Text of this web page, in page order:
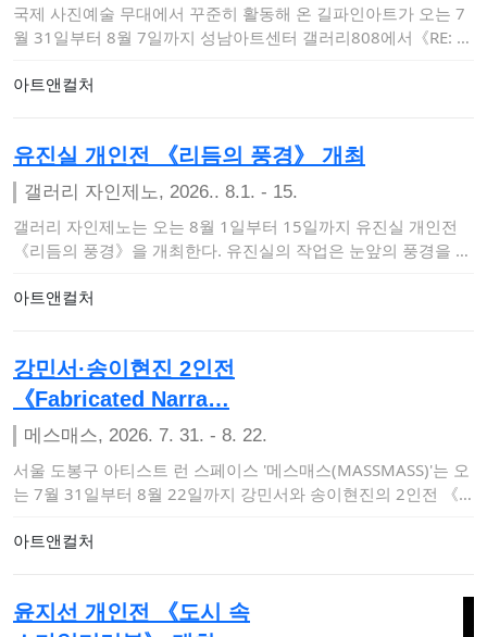
국제 사진예술 무대에서 꾸준히 활동해 온 길파인아트가 오는 7
월 31일부터 8월 7일까지 성남아트센터 갤러리808에서《RE: I
아트앤컬처
유진실 개인전 《리듬의 풍경》 개최
갤러리 자인제노, 2026.. 8.1. - 15.
갤러리 자인제노는 오는 8월 1일부터 15일까지 유진실 개인전
《리듬의 풍경》을 개최한다. 유진실의 작업은 눈앞의 풍경을 사
아트앤컬처
강민서·송이현진 2인전
《Fabricated Narra…
메스매스, 2026. 7. 31. - 8. 22.
서울 도봉구 아티스트 런 스페이스 '메스매스(MASSMASS)'는 오
는 7월 31일부터 8월 22일까지 강민서와 송이현진의 2인전 《F
아트앤컬처
윤지선 개인전 《도시 속